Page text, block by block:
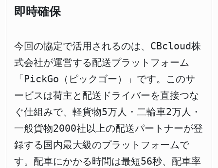
即時確保
今回の協定で活用されるのは、CBcloud株
式会社が運営する配送プラットフォーム
「PickGo（ピックゴー）」です。このサ
ービスは荷主と配送ドライバーを直接つな
ぐ仕組みで、軽貨物5万人・二輪車2万人・
一般貨物2000社以上の配送パートナーが登
録する国内最大級のプラットフォームで
す。配車にかかる時間は最短56秒、配車率